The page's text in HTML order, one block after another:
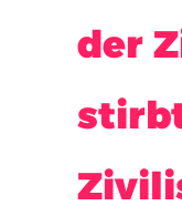
der